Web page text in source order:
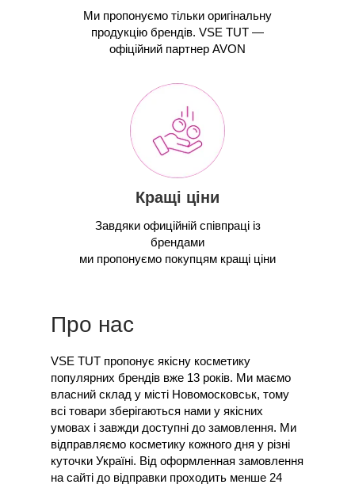
Ми пропонуємо тільки оригінальну
продукцію брендів. VSE TUT —
офіційний партнер AVON
Завдяки офиційній співпраці із
брендами
ми пропонуємо покупцям кращі ціни
Кращі ціни
VSE TUT пропонує якісну косметику
популярних брендів вже 13 років. Ми маємо
власний склад у місті Новомосковськ, тому
всі товари зберігаються нами у якісних
умовах і завжди доступні до замовлення. Ми
відправляємо косметику кожного дня у різні
куточки Україні. Від оформленная замовлення
на сайті до відправки проходить менше 24
Про нас